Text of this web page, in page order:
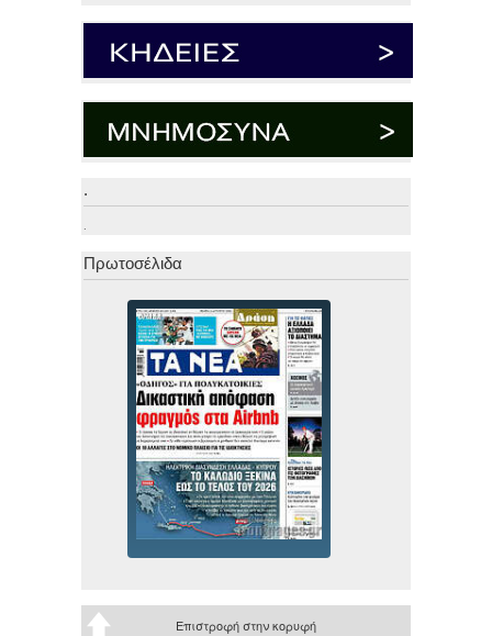
.
.
Πρωτοσέλιδα
Επιστροφή στην κορυφή